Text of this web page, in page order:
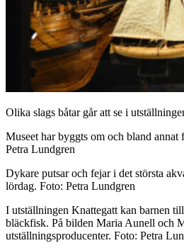
Olika slags båtar går att se i
Museet har byggts om och bland
Petra Lundgren
Dykare putsar och fejar i det största
lördag. Foto: Petra Lundgren
I utställningen Knattegatt kan barnen
bläckfisk. På bilden Maria Aunell och
utställningsproducenter. Foto: Petra